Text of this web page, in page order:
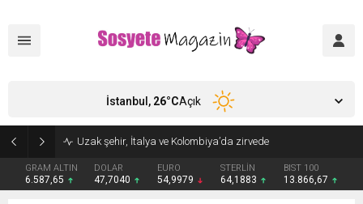
Uzak şehir, İtalya ve Kolombiya’da zirvede
GRAM ALTIN
6.587,65
DOLAR
47,7040
EURO
54,9979
STERLİN
64,1883
BIST 100
13.866,67
İstanbul, 26°CAçık